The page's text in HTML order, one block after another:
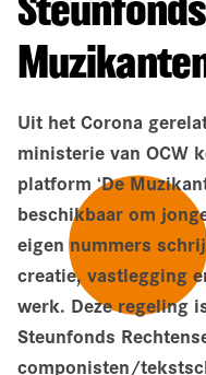
Uit het Corona
ministerie van OCW
platform ‘De
beschikbaar om
eigen nummers
creatie, vastlegging
werk. Deze regeling
Steunfonds
componisten/